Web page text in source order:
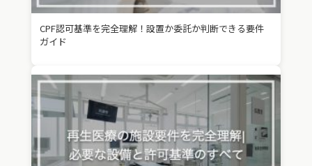
CPF認可基準を完全理解！設置か委託か判断できる要件
ガイド